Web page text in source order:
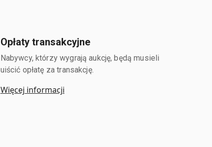
Opłaty transakcyjne
Nabywcy, którzy wygrają aukcję, będą musieli
uiścić opłatę za transakcję.
Więcej informacji